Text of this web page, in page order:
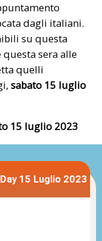
dagli italiani.
su questa
sera alle
quelli
sabato 15 luglio
15 luglio 2023
15 Luglio 2023